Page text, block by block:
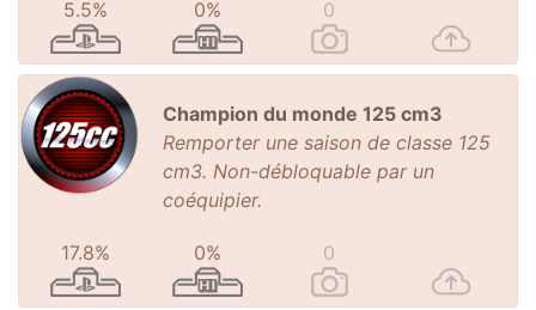
5.5% 0% 0
Champion du monde 125 cm3
Remporter une saison de classe 125
cm3. Non-débloquable par un
coéquipier.
17.8% 0% 0